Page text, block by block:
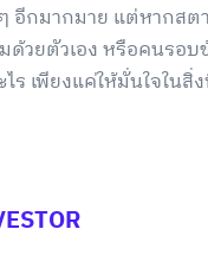
อีกมากมาย แต่หากส
ด้วยตัวเอง หรือคนรอ
เพียงแค่ให้มั่นใจในสิ่